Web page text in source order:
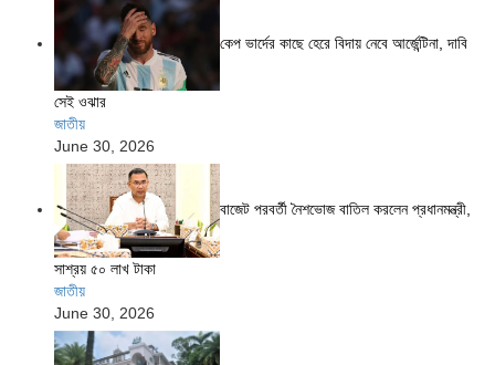
কেপ ভার্দের কাছে হেরে বিদায় নেবে আর্জেন্টিনা, দাবি
সেই ওঝার
জাতীয়
June 30, 2026
বাজেট পরবর্তী নৈশভোজ বাতিল করলেন প্রধানমন্ত্রী,
সাশ্রয় ৫০ লাখ টাকা
জাতীয়
June 30, 2026